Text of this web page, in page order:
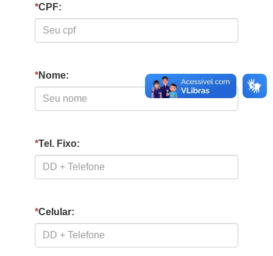
*CPF:
*Nome:
*Tel. Fixo:
*Celular: